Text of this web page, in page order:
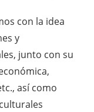
con la idea
y
junto con su
así como